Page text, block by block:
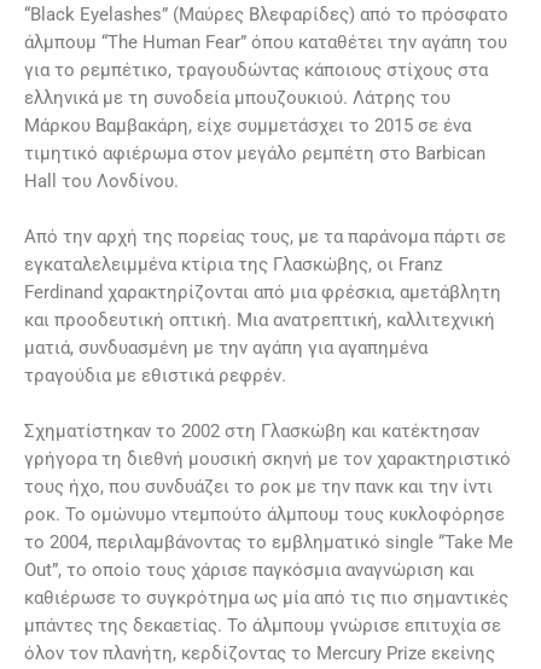
“Black Eyelashes” (Μαύρες Βλεφαρίδες) από το πρόσφατο
άλμπουμ “The Human Fear” όπου καταθέτει την αγάπη του
για το ρεμπέτικο, τραγουδώντας κάποιους στίχους στα
ελληνικά με τη συνοδεία μπουζουκιού. Λάτρης του
Μάρκου Βαμβακάρη, είχε συμμετάσχει το 2015 σε ένα
τιμητικό αφιέρωμα στον μεγάλο ρεμπέτη στο Barbican
Hall του Λονδίνου.
Από την αρχή της πορείας τους, με τα παράνομα πάρτι σε
εγκαταλελειμμένα κτίρια της Γλασκώβης, οι Franz
Ferdinand χαρακτηρίζονται από μια φρέσκια, αμετάβλητη
και προοδευτική οπτική. Μια ανατρεπτική, καλλιτεχνική
ματιά, συνδυασμένη με την αγάπη για αγαπημένα
τραγούδια με εθιστικά ρεφρέν.
Σχηματίστηκαν το 2002 στη Γλασκώβη και κατέκτησαν
γρήγορα τη διεθνή μουσική σκηνή με τον χαρακτηριστικό
τους ήχο, που συνδυάζει το ροκ με την πανκ και την ίντι
ροκ. Το ομώνυμο ντεμπούτο άλμπουμ τους κυκλοφόρησε
το 2004, περιλαμβάνοντας το εμβληματικό single “Take Me
Out”, το οποίο τους χάρισε παγκόσμια αναγνώριση και
καθιέρωσε το συγκρότημα ως μία από τις πιο σημαντικές
μπάντες της δεκαετίας. Το άλμπουμ γνώρισε επιτυχία σε
όλον τον πλανήτη, κερδίζοντας το Mercury Prize εκείνης